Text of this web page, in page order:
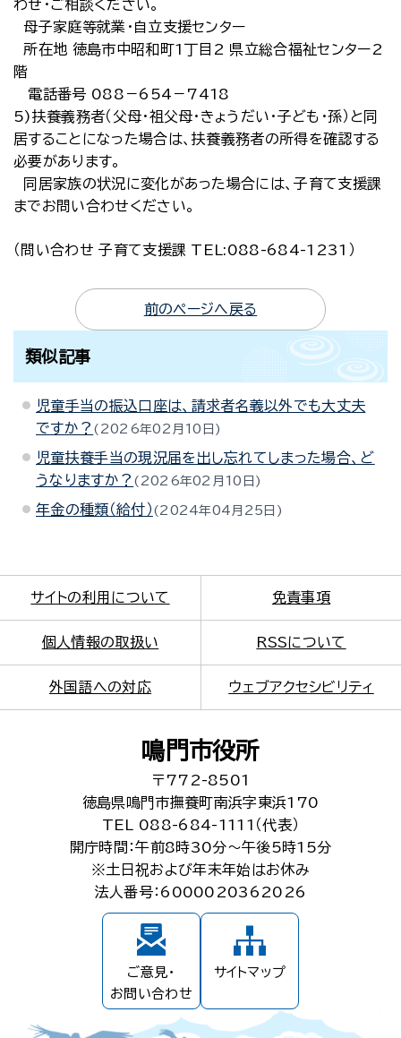
わせ・ご相談ください。
母子家庭等就業・自立支援センター
所在地 徳島市中昭和町1丁目2 県立総合福祉センター2
階
電話番号 088－654－7418
5)扶養義務者（父母・祖父母・きょうだい・子ども・孫）と同
居することになった場合は、扶養義務者の所得を確認する
必要があります。
同居家族の状況に変化があった場合には、子育て支援課
までお問い合わせください。
（問い合わせ 子育て支援課 TEL:088-684-1231）
前のページへ戻る
類似記事
児童手当の振込口座は、請求者名義以外でも大丈夫
ですか？
2026年02月10日
児童扶養手当の現況届を出し忘れてしまった場合、ど
うなりますか？
2026年02月10日
年金の種類（給付） 2024年04月25日
サイトの利用について 免責事項
個人情報の取扱い RSSについて
外国語への対応 ウェブアクセシビリティ
鳴門市役所
〒772-8501
徳島県鳴門市撫養町南浜字東浜170
TEL 088-684-1111（代表）
開庁時間：午前8時30分～午後5時15分
※土日祝および年末年始はお休み
法人番号：6000020362026
ご意見・
お問い合わせ
サイトマップ